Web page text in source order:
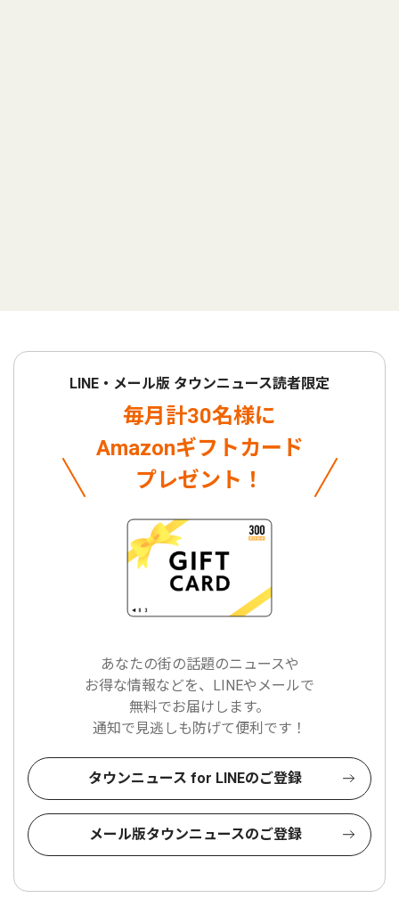
LINE・メール版 タウンニュース読者限定
毎月計30名様に
Amazonギフトカード
プレゼント！
あなたの街の話題のニュースや
お得な情報などを、LINEやメールで
無料でお届けします。
通知で見逃しも防げて便利です！
タウンニュース for LINEのご登録
メール版タウンニュースのご登録